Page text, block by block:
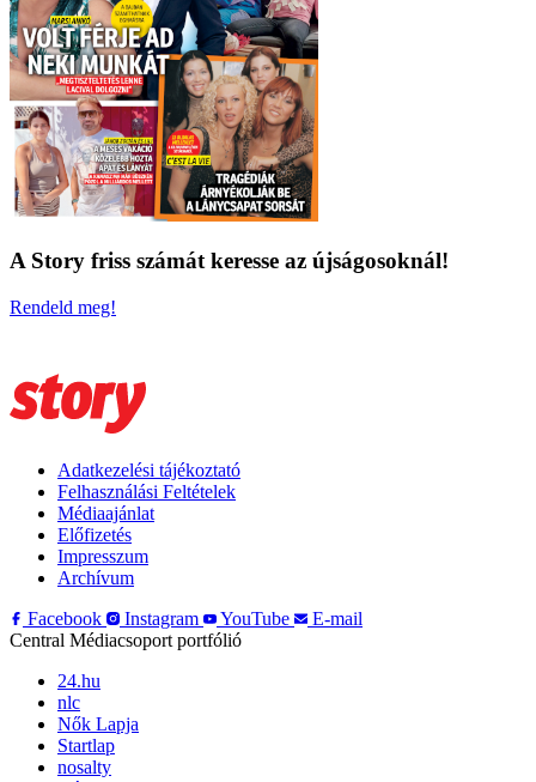
A Story friss számát keresse az újságosoknál!
Rendeld meg!
Adatkezelési tájékoztató
Felhasználási Feltételek
Médiaajánlat
Előfizetés
Impresszum
Archívum
Facebook
Instagram YouTube
E-mail
Central Médiacsoport portfólió
24.hu
nlc
Nők Lapja
Startlap
nosalty